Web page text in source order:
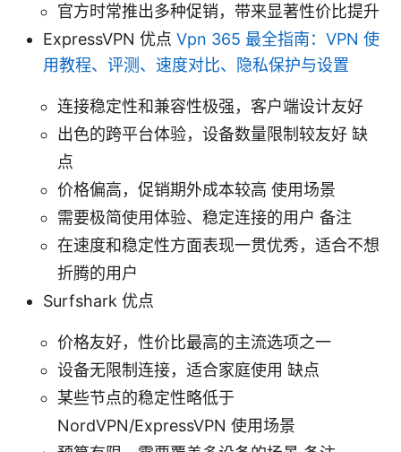
官方时常推出多种促销，带来显著性价比提升
ExpressVPN 优点 Vpn 365 最全指南：VPN 使
用教程、评测、速度对比、隐私保护与设置
连接稳定性和兼容性极强，客户端设计友好
出色的跨平台体验，设备数量限制较友好 缺
点
价格偏高，促销期外成本较高 使用场景
需要极简使用体验、稳定连接的用户 备注
在速度和稳定性方面表现一贯优秀，适合不想
折腾的用户
Surfshark 优点
价格友好，性价比最高的主流选项之一
设备无限制连接，适合家庭使用 缺点
某些节点的稳定性略低于
NordVPN/ExpressVPN 使用场景